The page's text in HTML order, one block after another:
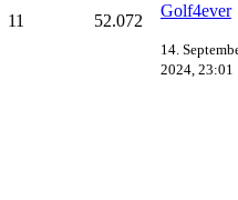
11 52.072
Golf4ever
14.
2024, 23:01